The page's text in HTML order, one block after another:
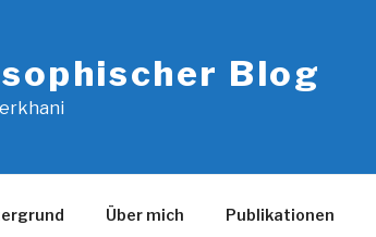
Blog
Über mich Publikationen